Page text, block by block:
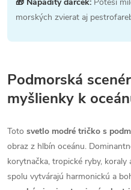
morských zvierat aj
Podmorská
myšlienky k
Toto svetlo modré tričko s
obraz z hlbín oceánu.
korytnačka, tropické ryby,
spolu vytvárajú harmonickú a